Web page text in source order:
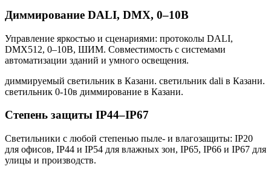
Диммирование DALI, DMX, 0–10В
Управление яркостью и сценариями: протоколы DALI,
DMX512, 0–10В, ШИМ. Совместимость с системами
автоматизации зданий и умного освещения.
диммируемый светильник в Казани. светильник dali в Казани.
светильник 0-10в диммирование в Казани.
Степень защиты IP44–IP67
Светильники с любой степенью пыле- и влагозащиты: IP20
для офисов, IP44 и IP54 для влажных зон, IP65, IP66 и IP67 для
улицы и производств.